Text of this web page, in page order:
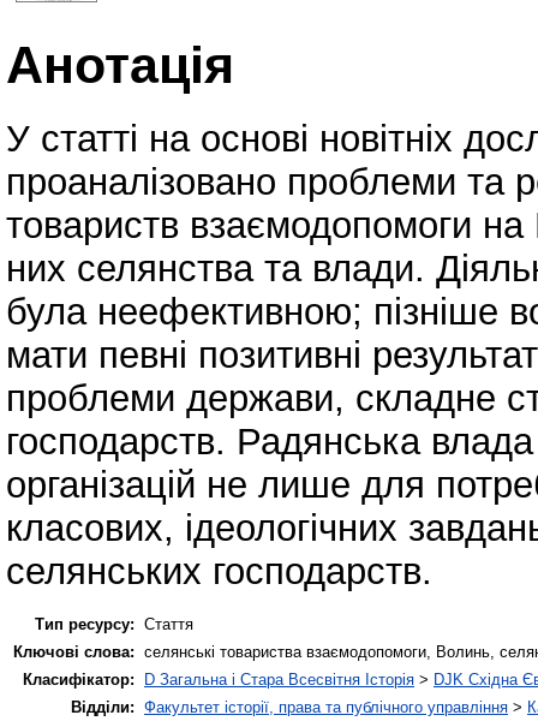
Анотація
У статті на основі новітніх
проаналізовано проблеми та
товариств взаємодопомоги
них селянства та влади.
була неефективною; пізніше
мати певні позитивні
проблеми держави, складне
господарств. Радянська
організацій не лише для
класових, ідеологічних
селянських господарств.
Тип ресурсу: Стаття
Ключові слова: селянські товариства взаємодопомоги, Волинь,
Класифікатор:
D Загальна і Стара Всесвітня Історія > DJK Східна
Відділи: Факультет історії, права та публічного управління >